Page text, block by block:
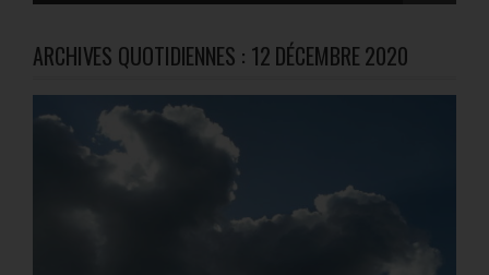
ARCHIVES QUOTIDIENNES : 12 DÉCEMBRE 2020